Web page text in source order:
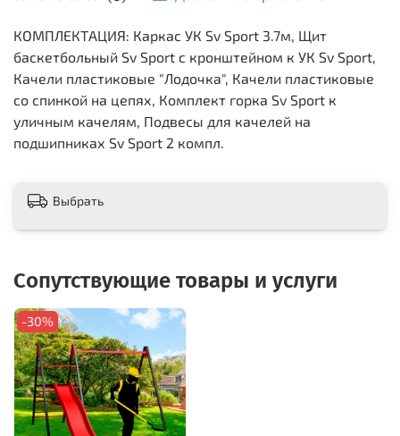
КОМПЛЕКТАЦИЯ: Каркас УК Sv Sport 3.7м, Щит
баскетбольный Sv Sport c кронштейном к УК Sv Sport,
Качели пластиковые "Лодочка", Качели пластиковые
со спинкой на цепях, Комплект горка Sv Sport к
уличным качелям, Подвесы для качелей на
подшипниках Sv Sport 2 компл.
Выбрать
Сопутствующие товары и услуги
-30%